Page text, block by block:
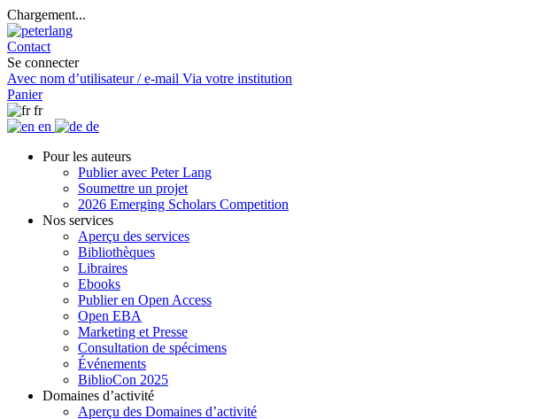
Chargement...
Contact
Se connecter
Avec nom d’utilisateur / e-mail Via votre institution
Panier
fr
en
de
Pour les auteurs
Publier avec Peter Lang
Soumettre un projet
2026 Emerging Scholars Competition
Nos services
Aperçu des services
Bibliothèques
Libraires
Ebooks
Publier en Open Access
Open EBA
Marketing et Presse
Consultation de spécimens
Événements
BiblioCon 2025
Domaines d’activité
Aperçu des Domaines d’activité